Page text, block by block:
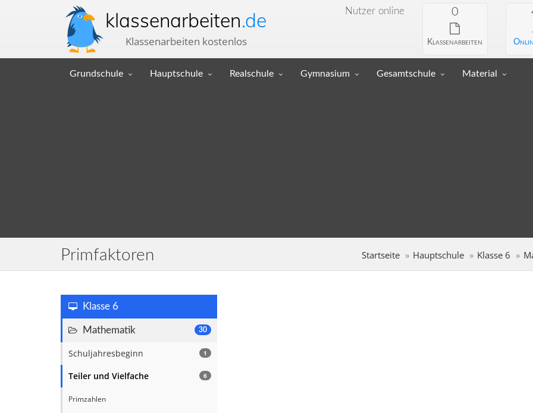
klassenarbeiten.de
Klassenarbeiten kostenlos
Nutzer online 0
Klassenarbeiten
Grundschule Hauptschule Realschule Gymnasium Gesamtschule Material
Primfaktoren Startseite Hauptschule Klasse 6
Klasse 6
30
Mathematik
1
Schuljahresbeginn
6
Teiler und Vielfache
Primzahlen